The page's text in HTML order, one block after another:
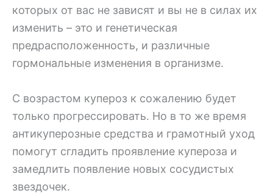
которых от вас не зависят и вы не в силах их
изменить – это и генетическая
предрасположенность, и различные
гормональные изменения в организме.
С возрастом купероз к сожалению будет
только прогрессировать. Но в то же время
антикуперозные средства и грамотный уход
помогут сгладить проявление купероза и
замедлить появление новых сосудистых
звездочек.